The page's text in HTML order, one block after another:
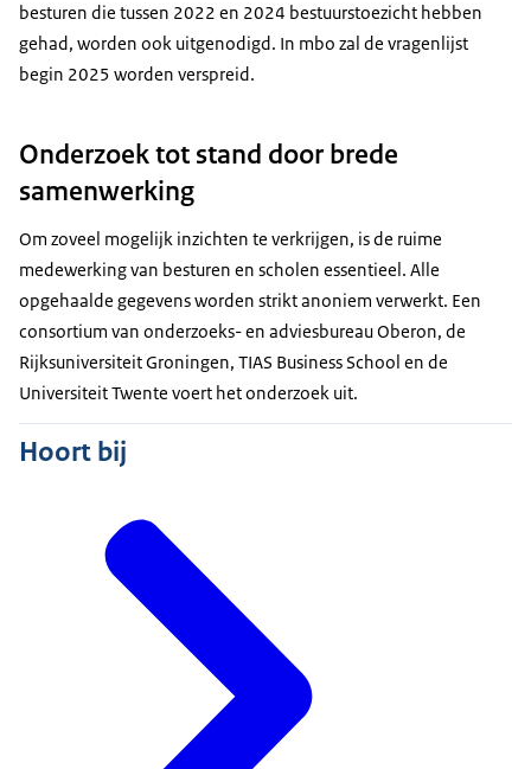
besturen die tussen 2022 en 2024 bestuurstoezicht hebben
gehad, worden ook uitgenodigd. In mbo zal de vragenlijst
begin 2025 worden verspreid.
Onderzoek tot stand door brede
samenwerking
Om zoveel mogelijk inzichten te verkrijgen, is de ruime
medewerking van besturen en scholen essentieel. Alle
opgehaalde gegevens worden strikt anoniem verwerkt. Een
consortium van onderzoeks- en adviesbureau Oberon, de
Rijksuniversiteit Groningen, TIAS Business School en de
Universiteit Twente voert het onderzoek uit.
Hoort bij